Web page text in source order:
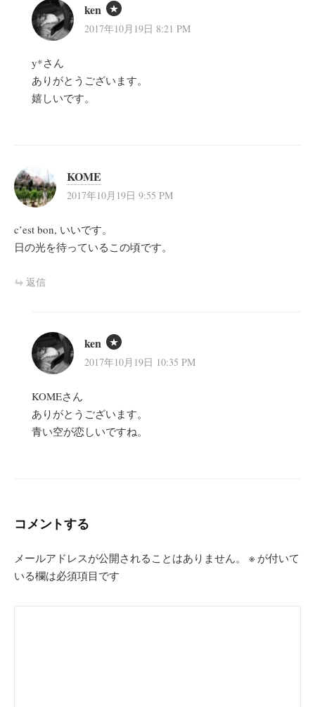
ken
2017年10月19日 8:21 PM
y*さん
ありがとうございます。
嬉しいです。
KOME
2017年10月19日 9:55 PM
c’est bon, いいです。
日の光を待っているこの頃です。
返信
ken
2017年10月19日 10:35 PM
KOMEさん
ありがとうございます。
青い空が恋しいですね。
コメントする
メールアドレスが公開されることはありません。 ※ が付いて
いる欄は必須項目です